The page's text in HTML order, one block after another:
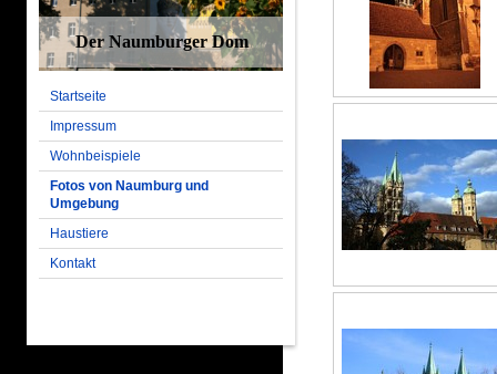
Der Naumburger Dom
Startseite
Impressum
Wohnbeispiele
Fotos von Naumburg und
Umgebung
Haustiere
Kontakt